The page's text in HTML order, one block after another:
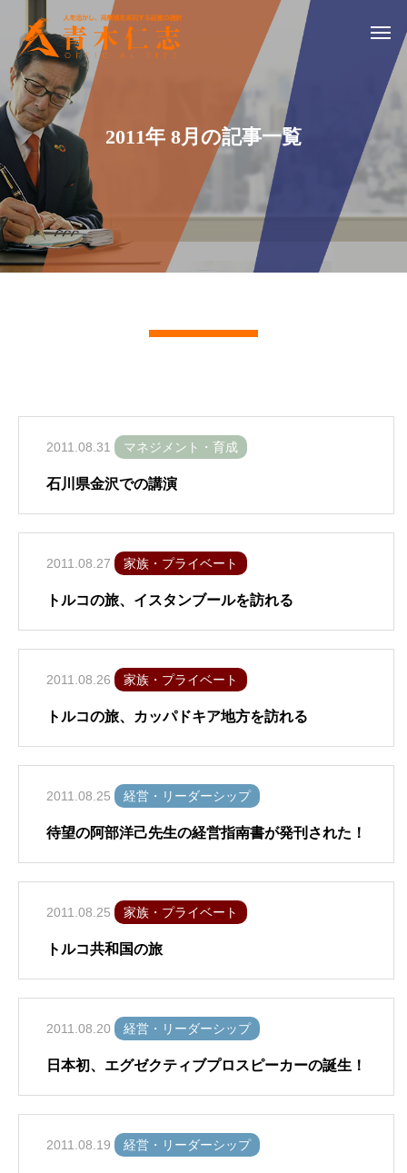
2011年 8月の記事一覧
2011.08.31 マネジメント・育成
石川県金沢での講演
2011.08.27 家族・プライベート
トルコの旅、イスタンブールを訪れる
2011.08.26 家族・プライベート
トルコの旅、カッパドキア地方を訪れる
2011.08.25 経営・リーダーシップ
待望の阿部洋己先生の経営指南書が発刊された！
2011.08.25 家族・プライベート
トルコ共和国の旅
2011.08.20 経営・リーダーシップ
日本初、エグゼクティブプロスピーカーの誕生！
2011.08.19 経営・リーダーシップ